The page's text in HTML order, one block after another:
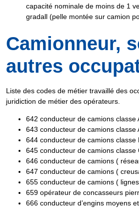
capacité nominale de moins de 1
gradall (pelle montée sur camion
Camionneur,
autres
Liste des codes de métier travaillé des
juridiction de métier des opérateurs
642 conducteur de camions classe
643 conducteur de camions classe
644 conducteur de camions classe
645 conducteur de camions classe
646 conducteur de camions (
647 conducteur de camions (
655 conducteur de camions (
659 opérateur de concasseurs
666 conducteur d’engins moyens